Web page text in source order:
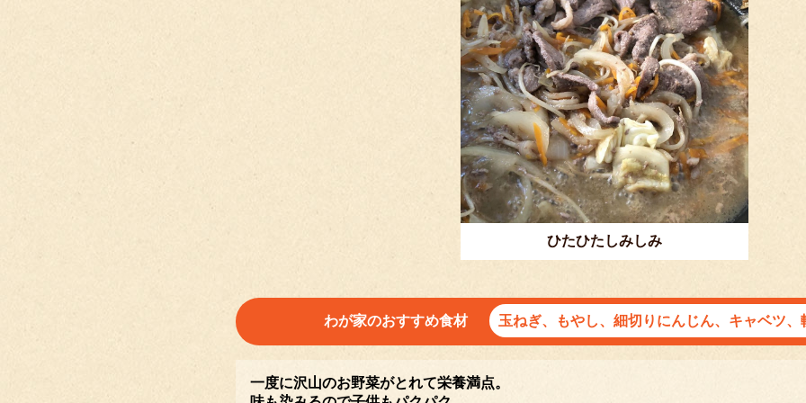
ひたひたしみしみ
わが家のおすすめ食材 玉ねぎ、もやし、細切りにんじん、キャベツ、
一度に沢山のお野菜がとれて栄養満点。